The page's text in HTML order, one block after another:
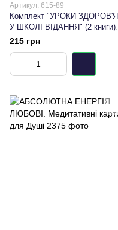
Артикул: 615-89
Комплект "УРОКИ ЗДОРОВ'Я
У ШКОЛІ ВІДАННЯ" (2 книги)
Відун Рувит
215 грн